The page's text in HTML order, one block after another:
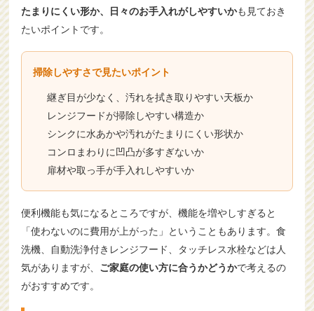
たまりにくい形か、日々のお手入れがしやすいかも見ておき
たいポイントです。
掃除しやすさで見たいポイント
継ぎ目が少なく、汚れを拭き取りやすい天板か
レンジフードが掃除しやすい構造か
シンクに水あかや汚れがたまりにくい形状か
コンロまわりに凹凸が多すぎないか
扉材や取っ手が手入れしやすいか
便利機能も気になるところですが、機能を増やしすぎると
「使わないのに費用が上がった」ということもあります。食
洗機、自動洗浄付きレンジフード、タッチレス水栓などは人
気がありますが、 ご家庭の使い方に合うかどうかで考えるの
がおすすめです。